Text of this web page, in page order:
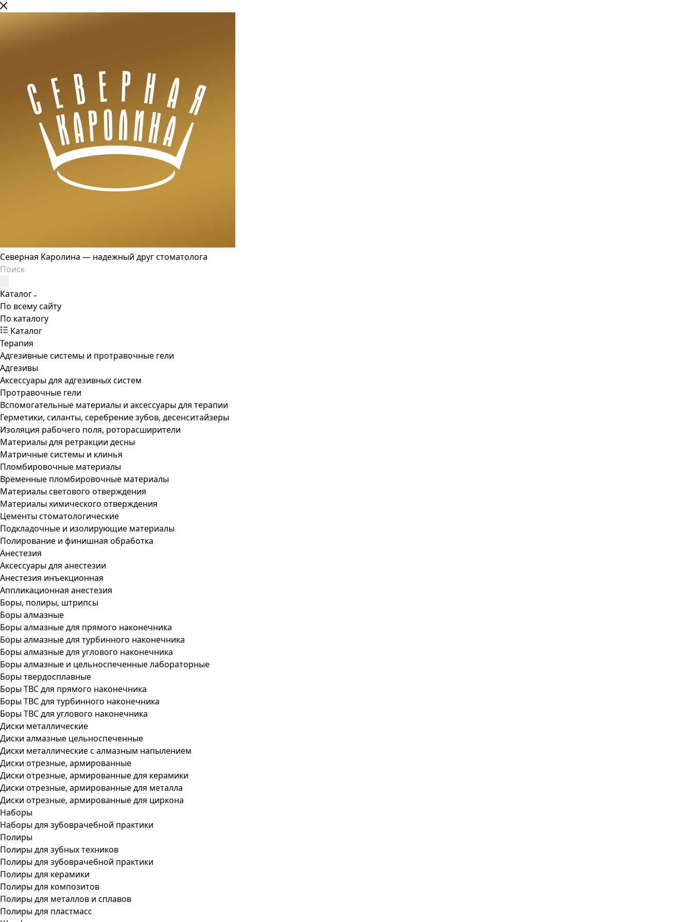
Северная Каролина — надежный друг стоматолога
Каталог
По всему сайту
По каталогу
Каталог
Терапия
Адгезивные системы и протравочные гели
Адгезивы
Аксессуары для адгезивных систем
Протравочные гели
Вспомогательные материалы и аксессуары для терапии
Герметики, силанты, серебрение зубов, десенситайзеры
Изоляция рабочего поля, роторасширители
Материалы для ретракции десны
Матричные системы и клинья
Пломбировочные материалы
Временные пломбировочные материалы
Материалы светового отверждения
Материалы химического отверждения
Цементы стоматологические
Подкладочные и изолирующие материалы
Полирование и финишная обработка
Анестезия
Аксессуары для анестезии
Анестезия инъекционная
Аппликационная анестезия
Боры, полиры, штрипсы
Боры алмазные
Боры алмазные для прямого наконечника
Боры алмазные для турбинного наконечника
Боры алмазные для углового наконечника
Боры алмазные и цельноспеченные лабораторные
Боры твердосплавные
Боры ТВС для прямого наконечника
Боры ТВС для турбинного наконечника
Боры ТВС для углового наконечника
Диски металлические
Диски алмазные цельноспеченные
Диски металлические с алмазным напылением
Диски отрезные, армированные
Диски отрезные, армированные для керамики
Диски отрезные, армированные для металла
Диски отрезные, армированные для циркона
Наборы
Наборы для зубоврачебной практики
Полиры
Полиры для зубных техников
Полиры для зубоврачебной практики
Полиры для керамики
Полиры для композитов
Полиры для металлов и сплавов
Полиры для пластмасс